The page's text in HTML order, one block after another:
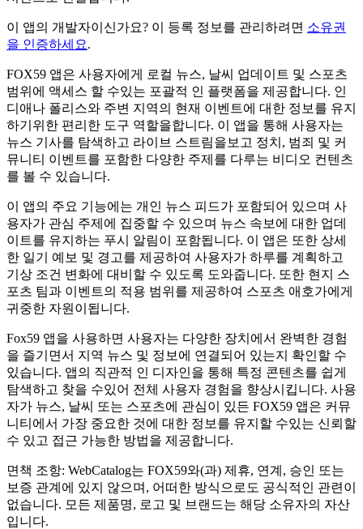
이 앱의 개발자이신가요? 이 등록 정보를 관리하려면 소유권
을 인증하세요.
FOX59 앱은 사용자에게 로컬 뉴스, 날씨 업데이트 및 스포츠
범위에 액세스 할 수있는 포괄적 인 플랫폼을 제공합니다. 인
디애나 폴리스와 주변 지역의 현재 이벤트에 대한 정보를 유지
하기위한 편리한 도구 역할을합니다. 이 앱을 통해 사용자는
뉴스 기사를 탐색하고 라이브 스트림을보고 정치, 범죄 및 커
뮤니티 이벤트를 포함한 다양한 주제를 다루는 비디오 컨텐츠
를 볼 수 있습니다.
이 앱의 주요 기능에는 개인 뉴스 피드가 포함되어 있으며 사
용자가 관심 주제에 집중할 수 있으며 뉴스 속보에 대한 업데
이트를 유지하는 푸시 알림이 포함됩니다. 이 앱은 또한 상세
한 일기 예보 및 경고를 제공하여 사용자가 하루를 계획하고
기상 조건 변화에 대비할 수 있도록 도와줍니다. 또한 현지 스
포츠 팀과 이벤트의 적용 범위를 제공하여 스포츠 애호가에게
귀중한 자원이됩니다.
Fox59 앱을 사용하면 사용자는 다양한 장치에서 완벽한 경험
을 즐기면서 지역 뉴스 및 정보에 연결되어 있는지 확인할 수
있습니다. 앱의 직관적 인 디자인을 통해 특정 콘텐츠를 쉽게
탐색하고 찾을 수있어 전체 사용자 경험을 향상시킵니다. 사용
자가 뉴스, 날씨 또는 스포츠에 관심이 있든 FOX59 앱은 커뮤
니티에서 가장 중요한 것에 대한 정보를 유지할 수있는 신뢰할
수 있고 접근 가능한 방법을 제공합니다.
면책 조항: WebCatalog는 FOX59와(과) 제휴, 연계, 승인 또는
보증 관계에 있지 않으며, 어떠한 방식으로도 공식적인 관련이
없습니다. 모든 제품명, 로고 및 브랜드는 해당 소유자의 자산
입니다.